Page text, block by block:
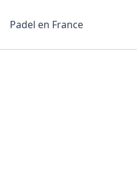
Padel en France